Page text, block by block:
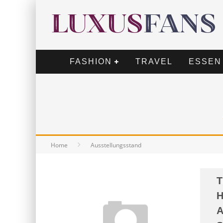
FASHION TRAVEL
Home Ausstellungsstand